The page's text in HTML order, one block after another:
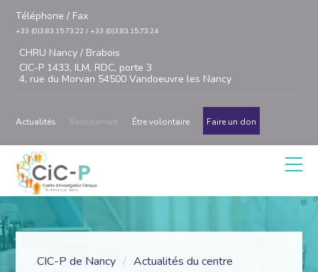
Téléphone / Fax
+33 (0)3.83.15.73.22 / +33 (0)3.83.15.73.24
CHRU Nancy / Brabois
CIC-P 1433, ILM, RDC, porte 3
4, rue du Morvan 54500 Vandoeuvre les Nancy
Actualités Recrutement Être volontaire Faire un don
CIC-P de Nancy Actualités du centre